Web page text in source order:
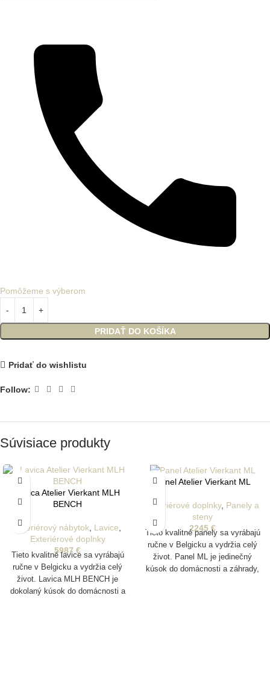
PRIDAŤ DO KOŠÍKA
Pomôžeme s výberom
Pridať do wishlistu
Follow:
Súvisiace produkty
Lavica Atelier Vierkant MLH
BENCH
Exteriérový nábytok, Lavice,
Exteriérové doplnky
5987 €
Tieto kvalitné lavice sa vyrábajú
ručne v Belgicku a vydržia celý
život. Lavica MLH BENCH je
dokolaný kúsok do domácnosti a
Panel Atelier Vierkant ML
Exteriérové doplnky, Panely a
steny
2245 €
Tieto kvalitné panely sa vyrábajú
ručne v Belgicku a vydržia celý
život. Panel ML je jedinečný
kúsok do domácnosti a záhrady,